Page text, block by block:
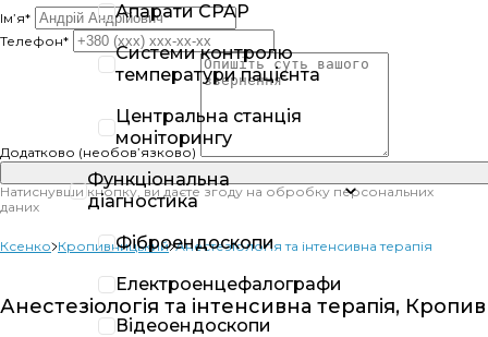
Ім’я*
Телефон*
Додатково (необов’язково)
Натиснувши кнопку, ви даєте згоду на обробку персональних
даних
Ксенко Кропивницький Анестезіологія та інтенсивна терапія
Анестезіологія та інтенсивна терапія,
Апарати CPAP
Системи контролю
температури пацієнта
Центральна станція
моніторингу
Функціональна
діагностика
Фіброендоскопи
Електроенцефалографи
Відеоендоскопи